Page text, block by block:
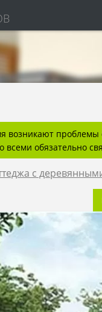
возникают
всеми обязательно
с